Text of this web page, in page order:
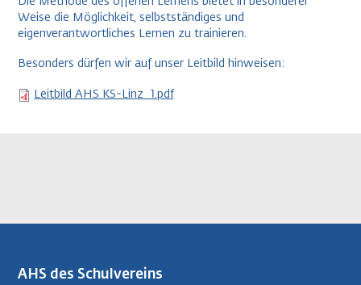
Weise die Möglichkeit, selbstständiges und
eigenverantwortliches Lernen zu trainieren.
Besonders dürfen wir auf unser Leitbild hinweisen:
Leitbild AHS KS-Linz_1.pdf
AHS des Schulvereins